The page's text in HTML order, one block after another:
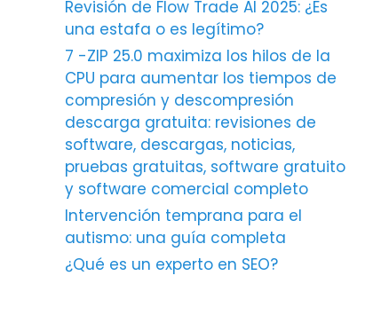
Revisión de Flow Trade AI 2025: ¿Es
una estafa o es legítimo?
7 -ZIP 25.0 maximiza los hilos de la
CPU para aumentar los tiempos de
compresión y descompresión
descarga gratuita: revisiones de
software, descargas, noticias,
pruebas gratuitas, software gratuito
y software comercial completo
Intervención temprana para el
autismo: una guía completa
¿Qué es un experto en SEO?